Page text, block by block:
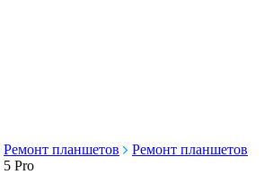
Ремонт планшетов
Ремонт планшетов
5 Pro